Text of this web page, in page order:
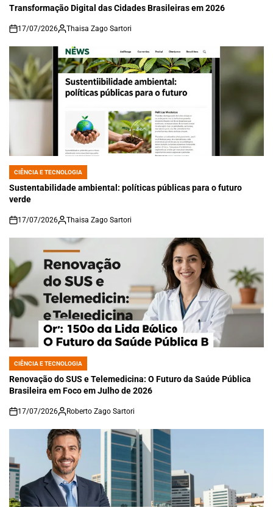
IN
Transformação Digital das Cidades Brasileiras em 2026
on
17/07/2026 Thaisa Zago Sartori
POSTED
IN
CIÊNCIA E TECNOLOGIA
Sustentabilidade ambiental: políticas públicas para o futuro
verde
on
17/07/2026 Thaisa Zago Sartori
POSTED
IN
CIÊNCIA E TECNOLOGIA
Renovação do SUS e Telemedicina: O Futuro da Saúde Pública
Brasileira em Foco em Julho de 2026
on
17/07/2026 Roberto Zago Sartori